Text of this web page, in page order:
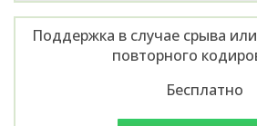
Поддержка в случае срыва
повторного
Бесплатно